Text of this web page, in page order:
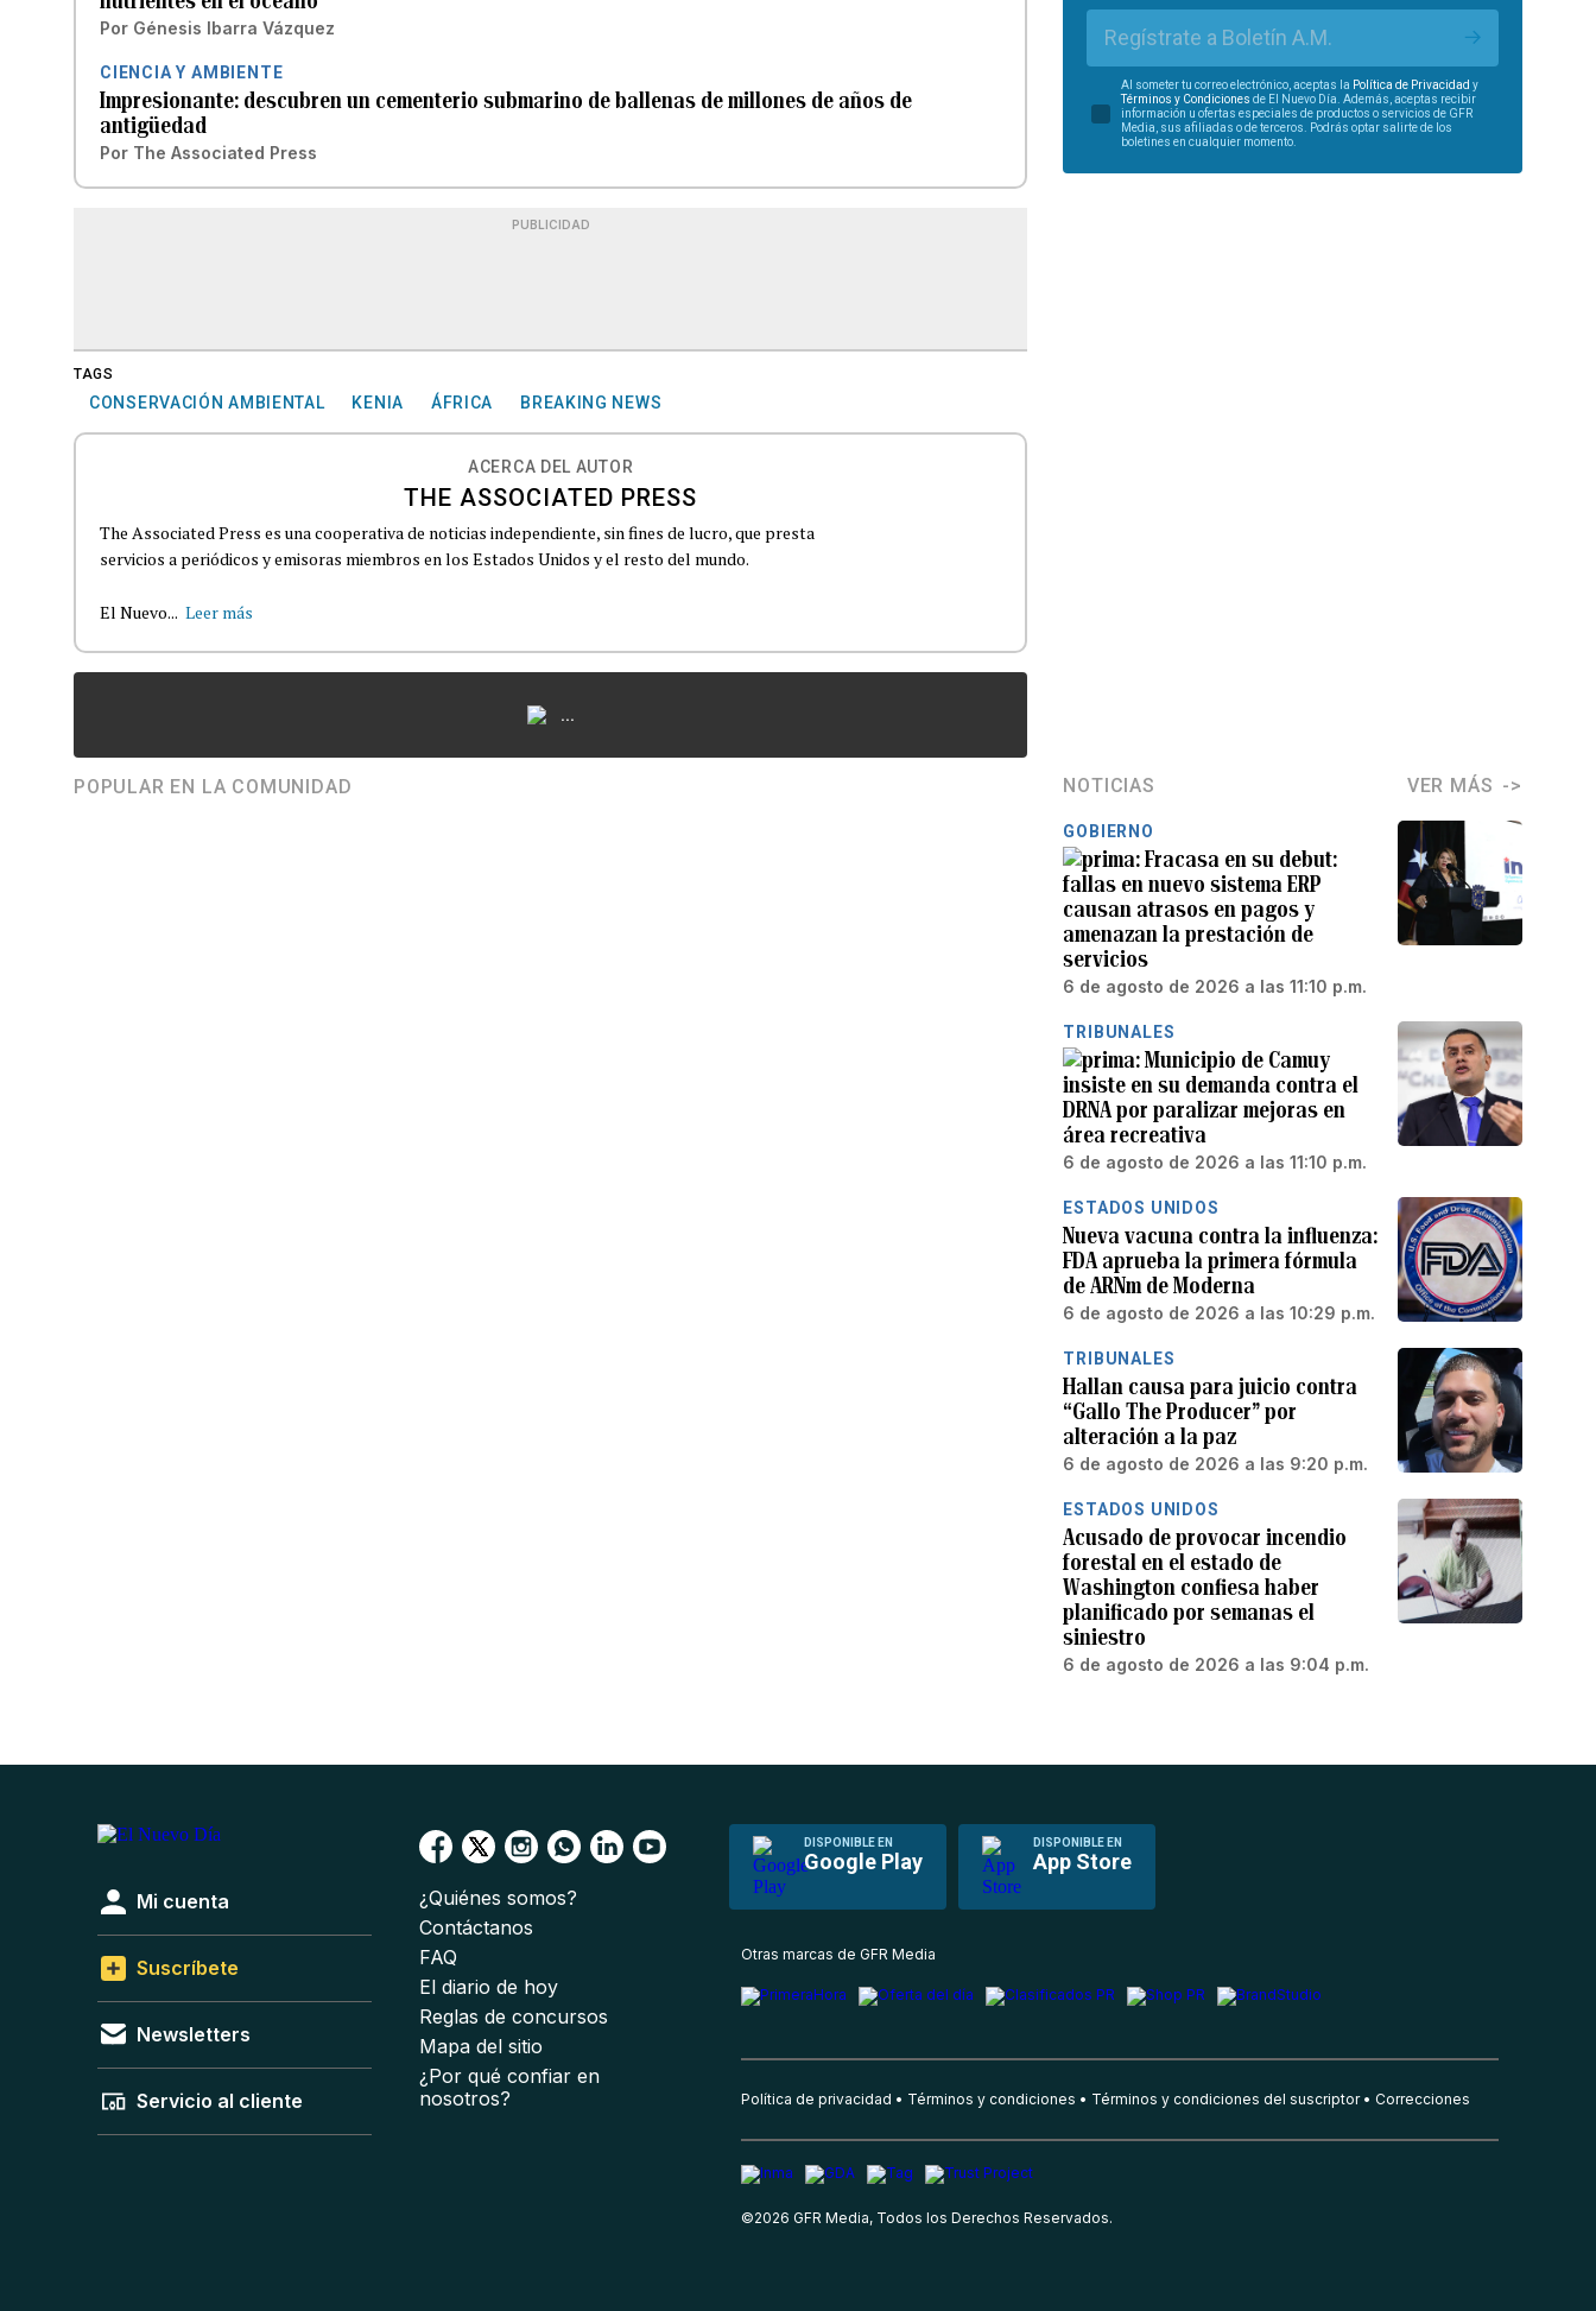
Por Génesis Ibarra Vázquez
CIENCIA Y AMBIENTE
Impresionante: descubren un cementerio submarino de ballenas de millones de años de
antigüedad
Por The Associated Press
PUBLICIDAD
TAGS
CONSERVACIÓN AMBIENTAL KENIA ÁFRICA BREAKING NEWS
ACERCA DEL AUTOR
THE ASSOCIATED PRESS
The Associated Press es una cooperativa de noticias independiente, sin fines de lucro, que presta
servicios a periódicos y emisoras miembros en los Estados Unidos y el resto del mundo.
El Nuevo... Leer más
...
POPULAR EN LA COMUNIDAD
Regístrate a Boletín A.M.
Al someter tu correo electrónico, aceptas la Política de Privacidad y
Términos y Condiciones de El Nuevo Día. Además, aceptas recibir
información u ofertas especiales de productos o servicios de GFR
Media, sus afiliadas o de terceros. Podrás optar salirte de los
boletines en cualquier momento.
NOTICIAS VER MÁS
GOBIERNO
Fracasa en su debut:
fallas en nuevo sistema ERP
causan atrasos en pagos y
amenazan la prestación de
servicios
6 de agosto de 2026 a las 11:10 p.m.
TRIBUNALES
Municipio de Camuy
insiste en su demanda contra el
DRNA por paralizar mejoras en
área recreativa
6 de agosto de 2026 a las 11:10 p.m.
ESTADOS UNIDOS
Nueva vacuna contra la influenza:
FDA aprueba la primera fórmula
de ARNm de Moderna
6 de agosto de 2026 a las 10:29 p.m.
TRIBUNALES
Hallan causa para juicio contra
“Gallo The Producer” por
alteración a la paz
6 de agosto de 2026 a las 9:20 p.m.
ESTADOS UNIDOS
Acusado de provocar incendio
forestal en el estado de
Washington confiesa haber
planificado por semanas el
siniestro
6 de agosto de 2026 a las 9:04 p.m.
DISPONIBLE EN
Google Play
DISPONIBLE EN
App Store
Mi cuenta
Suscríbete
Newsletters
Servicio al cliente
¿Quiénes somos?
Contáctanos
FAQ
El diario de hoy
Reglas de concursos
Mapa del sitio
¿Por qué confiar en
nosotros?
Otras marcas de GFR Media
Política de privacidad Términos y condiciones Términos y condiciones del suscriptor Correcciones
©2026 GFR Media, Todos los Derechos Reservados.